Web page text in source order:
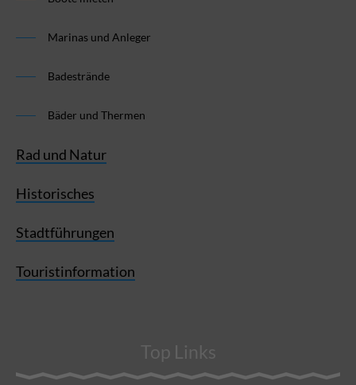
Marinas und Anleger
Badestrände
Bäder und Thermen
Rad und Natur
Historisches
Stadtführungen
Touristinformation
Top Links